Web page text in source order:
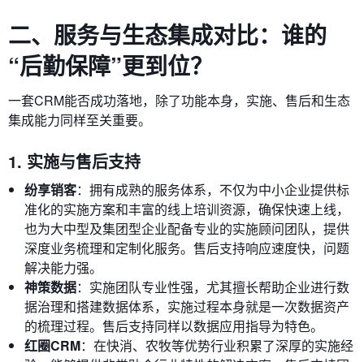
二、服务与生态集成对比：谁的
“后勤保障”更到位？
一套CRM能否成功落地，除了功能本身，实施、售后和生态
集成能力同样至关重要。
1. 实施与售后支持
纷享销客：拥有成熟的服务体系，不仅为中小企业提供标
准化的实施方案和丰富的线上培训资源，确保快速上线，
也为大中型及集团型企业配备专业的实施顾问团队，提供
深度业务梳理和定制化服务。售后支持响应速度快，问题
解决能力强。
神策数据：实施团队专业性强，尤其擅长帮助企业进行数
据治理和搭建数据体系，实施过程本身就是一次数据资产
的梳理过程。售后支持同样以数据应用指导为特色。
红圈CRM：在快消、农牧等优势行业积累了深厚的实施经